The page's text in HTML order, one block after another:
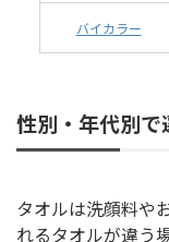
バイカラー
性別・年代別で
タオルは洗顔料や
れるタオルが違う